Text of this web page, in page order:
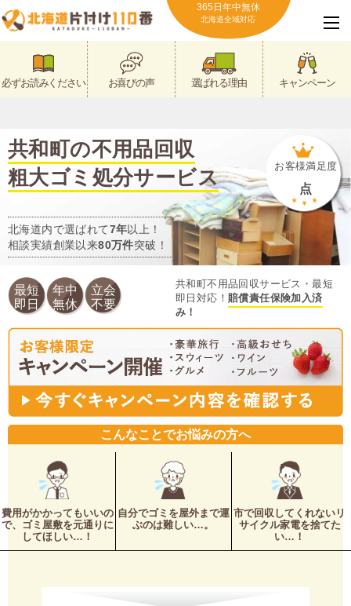
365日年中無休
北海道全域対応
必ずお読みください お喜びの声 選ばれる理由 キャンペーン
共和町の不用品回収
粗大ゴミ処分サービス
北海道内で選ばれて7年以上！
相談実績創業以来80万件突破！
お客様満足度
点
最短
即日
年中
無休
立会
不要
共和町不用品回収サービス・最短
即日対応！ 賠償責任保険加入済
み！
こんなことでお悩みの方へ
費用がかかってもいいの
で、ゴミ屋敷を元通りに
してほしい…！
自分でゴミを屋外まで運
ぶのは難しい…。
市で回収してくれないリ
サイクル家電を捨てた
い…！